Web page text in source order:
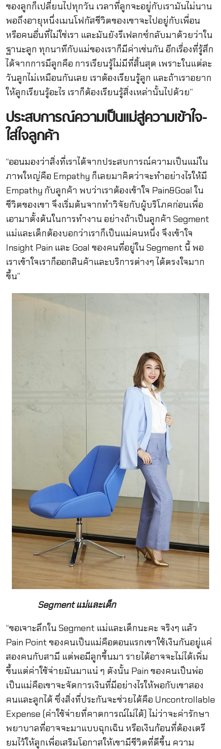
ของลูกก็เปลี่ยนไปทุกวัน เวลาที่ลูกจะอยู่กับเรามันไม่นาน
พอถึงอายุหนึ่งเมนโฟกัสชีวิตของเขาจะไปอยู่กับเพื่อน
หรือคนอื่นที่ไม่ใช่เรา และมันยังรีเฟลกซ์กลับมาด้วยว่าใน
ฐานะลูก ทุกนาทีกับแม่ของเราก็มีค่าเช่นกัน อีกเรื่องที่รู้สึก
ได้จากการมีลูกคือ การเรียนรู้ไม่มีที่สิ้นสุด เพราะในแต่ละ
วันลูกไม่เหมือนกันเลย เราต้องเรียนรู้ลูก และถ้าเราอยาก
ให้ลูกเรียนรู้อะไร เราก็ต้องเรียนรู้สิ่งเหล่านั้นไปด้วย”
ประสบการณ์ความเป็นแม่สู่ความเข้าใจ-
ใส่ใจลูกค้า
“ออนมองว่าสิ่งที่เราได้จากประสบการณ์ความเป็นแม่ใน
ภาพใหญ่คือ Empathy ก็เลยมาคิดว่าจะทำอย่างไรให้มี
Empathy กับลูกค้า พบว่าเราต้องเข้าใจ Pain&Goal ใน
ชีวิตของเขา จึงเริ่มต้นจากทำวิจัยกับผู้บริโภคก่อนเพื่อ
เอามาตั้งต้นในการทำงาน อย่างถ้าเป็นลูกค้า Segment
แม่และเด็กต้องบอกว่าเราก็เป็นแม่คนหนึ่ง จึงเข้าใจ
Insight Pain และ Goal ของคนที่อยู่ใน Segment นี้ พอ
เราเข้าใจเราก็ออกสินค้าและบริการต่างๆ ได้ตรงใจมาก
ขึ้น”
Segment แม่และเด็ก
“ขอเจาะลึกใน Segment แม่และเด็กนะคะ จริงๆ แล้ว
Pain Point ของคนเป็นแม่คือตอนแรกเขาใช้เงินกันอยู่แค่
สองคนกับสามี แต่พอมีลูกขึ้นมา รายได้อาจจะไม่ได้เพิ่ม
ขึ้นแต่ค่าใช้จ่ายมันมาแน่ ๆ ดังนั้น Pain ของคนเป็นพ่อ
เป็นแม่คือเขาจะจัดการเงินที่มีอย่างไรให้พอกับเขาสอง
คนและลูกได้ ซึ่งสิ่งที่ประกันจะช่วยได้คือ Uncontrollable
Expense (ค่าใช้จ่ายที่คาดการณ์ไม่ได้) ไม่ว่าจะค่ารักษา
พยาบาลที่อาจจะมาแบบฉุกเฉิน หรือเงินก้อนที่ต้องเตรี
ยมไว้ให้ลูกเพื่อเสริมโอกาสให้เขามีชีวิตที่ดีขึ้น ความ